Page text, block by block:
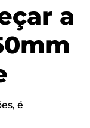
a
é